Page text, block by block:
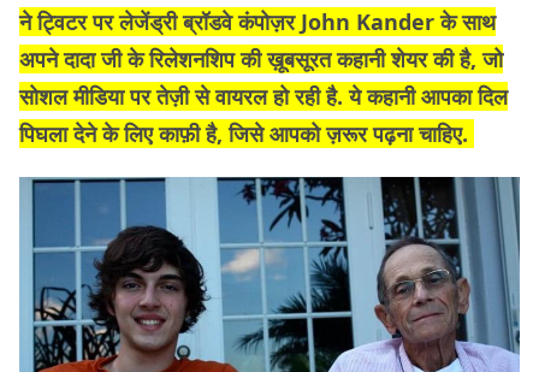
ने ट्विटर पर लेजेंड्री ब्रॉडवे कंपोज़र John Kander के साथ
अपने दादा जी के रिलेशनशिप की ख़ूबसूरत कहानी शेयर की है, जो
सोशल मीडिया पर तेज़ी से वायरल हो रही है. ये कहानी आपका दिल
पिघला देने के लिए काफ़ी है, जिसे आपको ज़रूर पढ़ना चाहिए.